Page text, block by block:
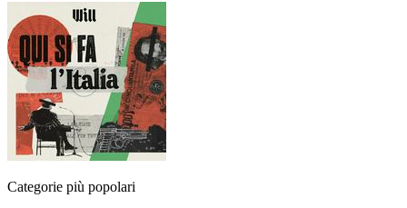
Categorie più popolari